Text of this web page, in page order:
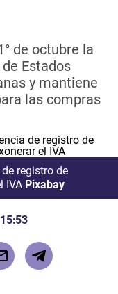
de octubre la
Estados
y mantiene
las compras
registro de
IVA Pixabay